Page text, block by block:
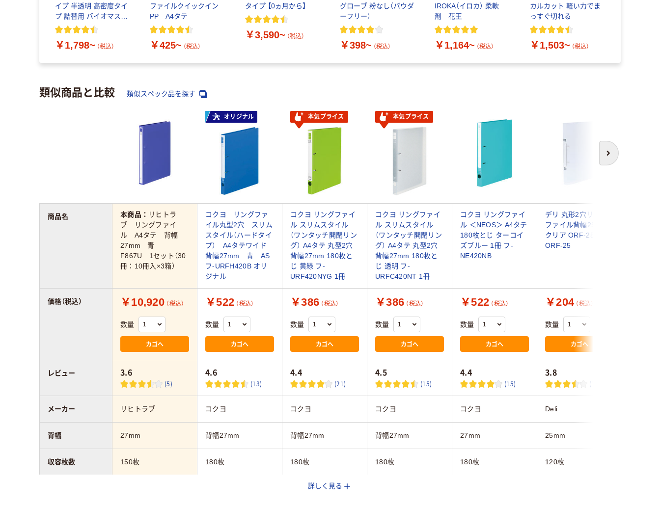
イプ 半透明 高密度タイ
プ 詰替用 バイオマス素
材10％配合
￥1,798~ （税込）
ファイルクイックイン
PP A4タテ
￥425~ （税込）
タイプ 【0ヵ月から】
￥3,590~ （税込）
グローブ 粉なし（パウダ
ーフリー）
￥398~ （税込）
IROKA（イロカ） 柔軟
剤 花王
￥1,164~ （税込）
カルカット 軽い力でま
っすぐ切れる
￥1,503~ （税込）
類似商品と比較 類似スペック品を探す
次へ
オリジナル 本気プライス 本気プライス
本商品： リヒトラ
ブ リングファイ
ル A4タテ 背幅
27mm 青
F867U 1セット（30
冊：10冊入×3箱）
コクヨ リングファ
イル丸型2穴 スリム
スタイル（ハードタイ
プ） A4タテワイド
背幅27mm 青 AS
フ-URFH420B オリ
ジナル
コクヨ リングファイ
ル スリムスタイル
（ワンタッチ開閉リン
グ） A4タテ 丸型2穴
背幅27mm 180枚と
じ 黄緑 フ-
URF420NYG 1冊
コクヨ リングファイ
ル スリムスタイル
（ワンタッチ開閉リン
グ） A4タテ 丸型2穴
背幅27mm 180枚と
じ 透明 フ-
URFC420NT 1冊
コクヨ リングファイ
ル ＜NEOS＞ A4タテ
180枚とじ ターコイ
ズブルー 1冊 フ-
NE420NB
デリ 丸形2穴リング
ファイル背幅25mm
クリア ORF-25 1冊
ORF-25
￥10,920 （税込）
数量
カゴへ
￥522 （税込）
数量
カゴへ
￥386 （税込）
数量
カゴへ
￥386 （税込）
数量
カゴへ
￥522 （税込）
数量
カゴへ
￥204 （税込）
数量
カゴへ
3.6
(5)
4.6
(13)
4.4
(21)
4.5
(15)
4.4
(15)
3.8
(16)
リヒトラブ コクヨ コクヨ コクヨ コクヨ Deli
27mm 背幅27mm 背幅27mm 背幅27mm 27mm 25mm
150枚 180枚 180枚 180枚 180枚 120枚
商品名
価格（税込）
レビュー
メーカー
背幅
収容枚数
詳しく見る